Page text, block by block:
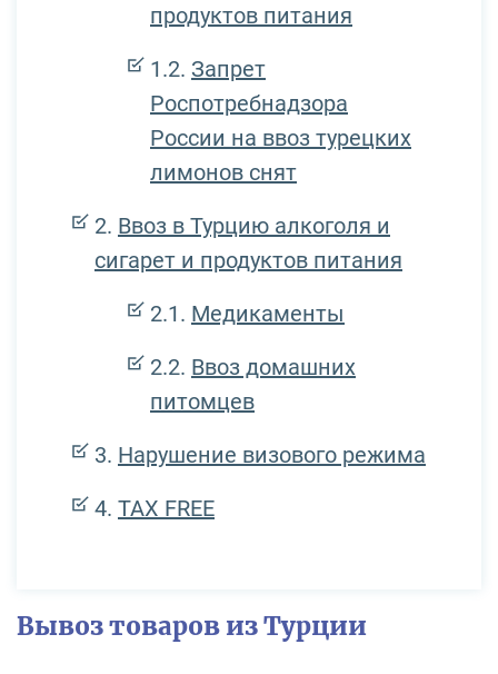
продуктов питания
Запрет
Роспотребнадзора
России на ввоз турецких
лимонов снят
Ввоз в Турцию алкоголя и
сигарет и продуктов питания
Медикаменты
Ввоз домашних
питомцев
Нарушение визового режима
TAX FREE
Вывоз товаров из Турции